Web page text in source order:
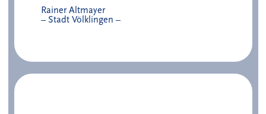
Rainer Altmayer
– Stadt Völklingen –